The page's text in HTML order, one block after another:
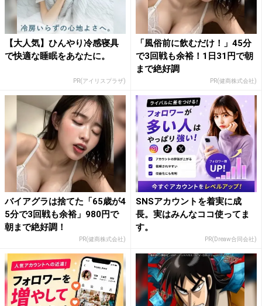
【大人気】ひんやり冷感寝具
で快適な睡眠をあなたに。
PR(アイリスプラザ)
「風俗前に飲むだけ！」45分
で3回戦も余裕！1日31円で朝
まで絶好調
PR(健商株式会社)
バイアグラは捨てた「65歳が4
5分で3回戦も余裕」980円で
朝まで絶好調！
PR(健商株式会社)
SNSアカウントを着実に成
長。実はみんなココ使ってま
す。
PR(Dreaw合同会社)